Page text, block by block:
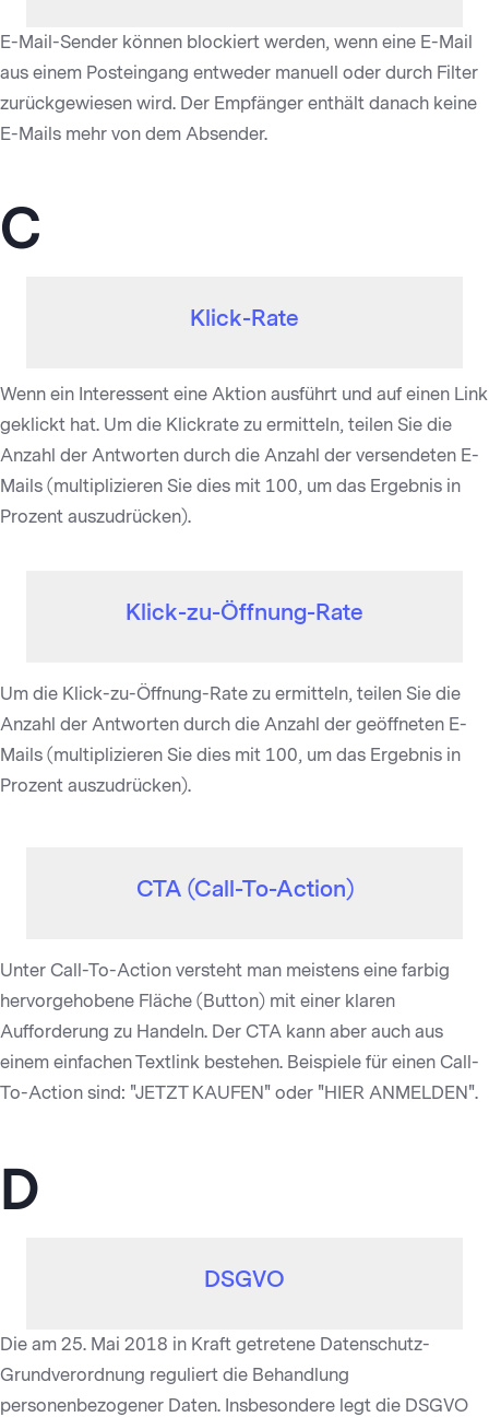
E-Mail-Sender können blockiert werden, wenn eine E-Mail
aus einem Posteingang entweder manuell oder durch Filter
zurückgewiesen wird. Der Empfänger enthält danach keine
E-Mails mehr von dem Absender.
C
Klick-Rate
Wenn ein Interessent eine Aktion ausführt und auf einen Link
geklickt hat. Um die Klickrate zu ermitteln, teilen Sie die
Anzahl der Antworten durch die Anzahl der versendeten E-
Mails (multiplizieren Sie dies mit 100, um das Ergebnis in
Prozent auszudrücken).
Klick-zu-Öffnung-Rate
Um die Klick-zu-Öffnung-Rate zu ermitteln, teilen Sie die
Anzahl der Antworten durch die Anzahl der geöffneten E-
Mails (multiplizieren Sie dies mit 100, um das Ergebnis in
Prozent auszudrücken).
CTA (Call-To-Action)
Unter Call-To-Action versteht man meistens eine farbig
hervorgehobene Fläche (Button) mit einer klaren
Aufforderung zu Handeln. Der CTA kann aber auch aus
einem einfachen Textlink bestehen. Beispiele für einen Call-
To-Action sind: "JETZT KAUFEN" oder "HIER ANMELDEN".
D
DSGVO
Die am 25. Mai 2018 in Kraft getretene Datenschutz-
Grundverordnung reguliert die Behandlung
personenbezogener Daten. Insbesondere legt die DSGVO